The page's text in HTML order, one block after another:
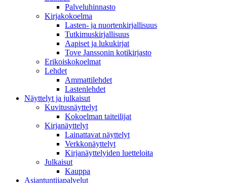
Palveluhinnasto
Kirjakokoelma
Lasten- ja nuortenkirjallisuus
Tutkimuskirjallisuus
Aapiset ja lukukirjat
Tove Janssonin kotikirjasto
Erikoiskokoelmat
Lehdet
Ammattilehdet
Lastenlehdet
Näyttelyt ja julkaisut
Kuvitusnäyttelyt
Kokoelman taiteilijat
Kirjanäyttelyt
Lainattavat näyttelyt
Verkkonäyttelyt
Kirjanäyttelyiden luetteloita
Julkaisut
Kauppa
Asiantuntija­palvelut